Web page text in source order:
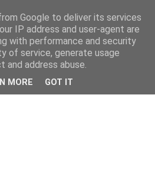
Google to deliver its services
IP address and user-agent are
with performance and security
of service, generate usage
address abuse.
MORE GOT IT